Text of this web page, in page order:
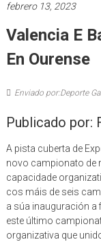
febrero 13, 2023
Valencia E
En Ourense
Enviado por:Deporte
Publicado por:
A pista cuberta de
novo campionato de
capacidade
cos máis de seis
a súa inauguración
este último
organizativa que